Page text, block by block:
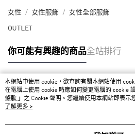
女性 女性服飾 女性全部服飾
OUTLET
你可能有興趣的商品全站排行
熱門標籤
本網站中使用 cookie，欲查詢有關本網站使用
在電腦上使用 cookie 時應如何變更電腦的 cookie
條款 」之 Cookie 聲明。您繼續使用本網站即表示
款之 Cookie 聲明使用 cookie。
了解更多 >